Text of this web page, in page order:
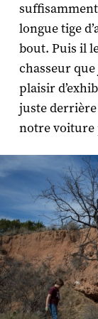
suffisamment
longue tige
bout. Puis il
chasseur que
plaisir
juste derrière
notre voiture